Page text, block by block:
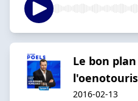
Le bon
2016-02-13